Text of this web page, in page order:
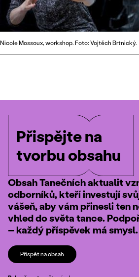
Nicole Mossoux, workshop. Foto: Vojtěch Brtnický.
Přispějte na
tvorbu obsahu
Obsah Tanečních aktualit
odborníků, kteří investují
vášeň, aby vám přinesli ten
vhled do světa tance.
– každý příspěvek má smysl.
Přispět na obsah